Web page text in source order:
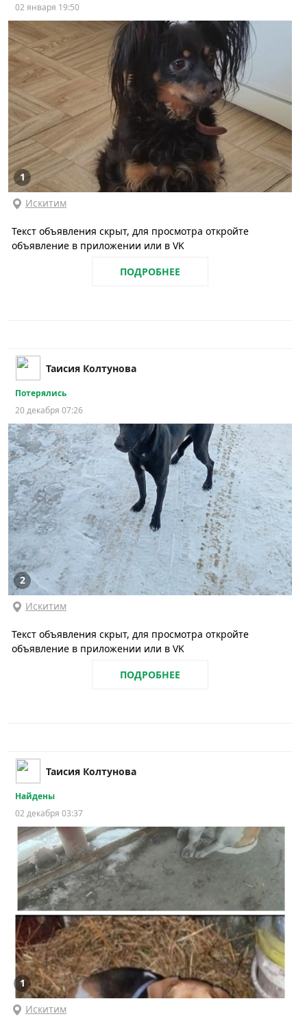
02 января 19:50
1
Искитим
Текст объявления скрыт, для просмотра откройте
объявление в приложении или в VK
ПОДРОБНЕЕ
Таисия Колтунова
Потерялись
20 декабря 07:26
2
Искитим
Текст объявления скрыт, для просмотра откройте
объявление в приложении или в VK
ПОДРОБНЕЕ
Таисия Колтунова
Найдены
02 декабря 03:37
1
Искитим